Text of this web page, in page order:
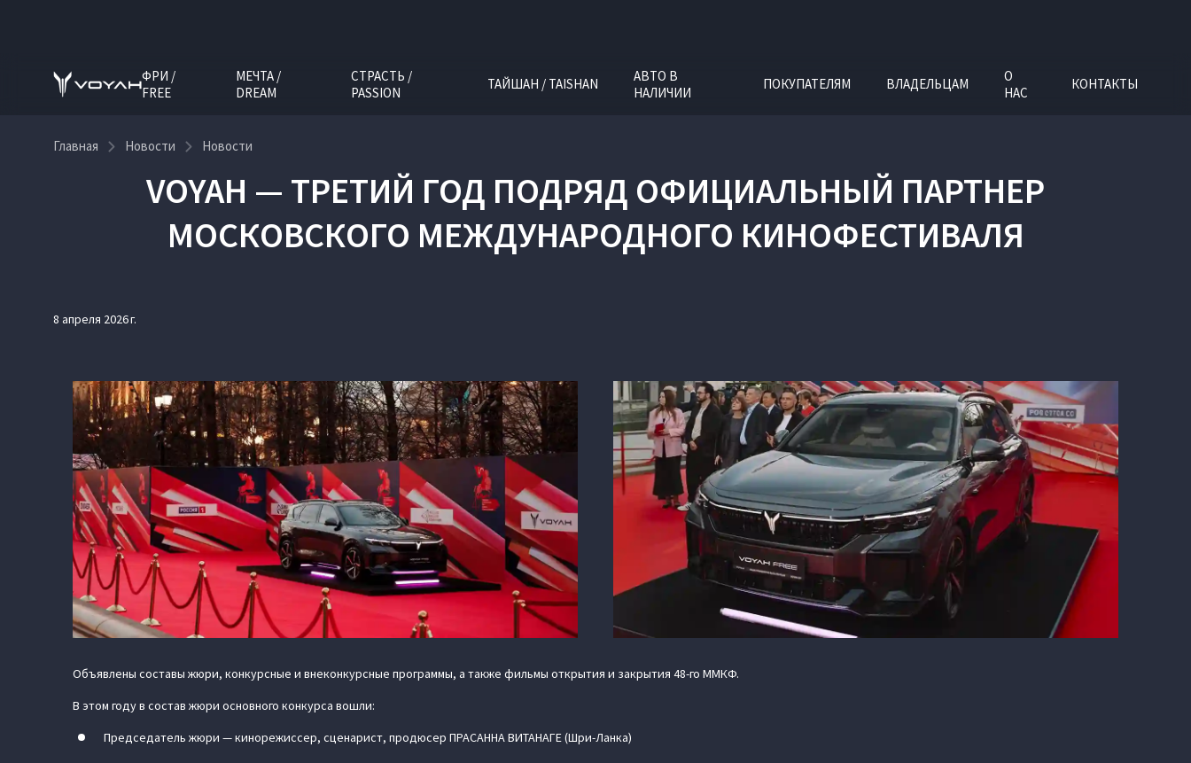
ФРИ /
FREE
МЕЧТА /
DREAM
СТРАСТЬ /
PASSION
ТАЙШАН / TAISHAN
АВТО В
НАЛИЧИИ
ПОКУПАТЕЛЯМ ВЛАДЕЛЬЦАМ
О
НАС
КОНТАКТЫ
Главная Новости Новости
VOYAH — ТРЕТИЙ ГОД ПОДРЯД ОФИЦИАЛЬНЫЙ ПАРТНЕР
МОСКОВСКОГО МЕЖДУНАРОДНОГО КИНОФЕСТИВАЛЯ
8 апреля 2026 г.
Объявлены составы жюри, конкурсные и внеконкурсные программы, а также фильмы открытия и закрытия 48-го ММКФ.
В этом году в состав жюри основного конкурса вошли:
Председатель жюри — кинорежиссер, сценарист, продюсер ПРАСАННА ВИТАНАГЕ (Шри-Ланка)